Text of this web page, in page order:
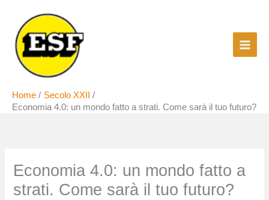
contenuto
Home
Secolo XXII
Economia 4.0: un mondo fatto a strati. Come sarà il tuo futuro?
Economia 4.0: un mondo fatto a
strati. Come sarà il tuo futuro?